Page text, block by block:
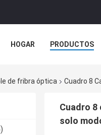
HOGAR PRODUCTOS
de fribra óptica Cuadro 8
Cuadro 8
solo